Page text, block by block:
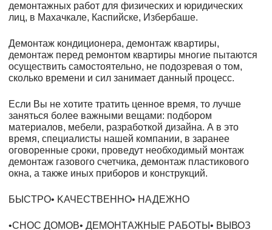
демонтажных работ для физических и юридических
лиц, в Махачкале, Каспийске, Избербаше.
Демонтаж кондиционера, демонтаж квартиры,
демонтаж перед ремонтом квартиры многие пытаются
осуществить самостоятельно, не подозревая о том,
сколько времени и сил занимает данный процесс.
Если Вы не хотите тратить ценное время, то лучше
заняться более важными вещами: подбором
материалов, мебели, разработкой дизайна. А в это
время, специалисты нашей компании, в заранее
оговоренные сроки, проведут необходимый монтаж
демонтаж газового счетчика, демонтаж пластикового
окна, а также иных приборов и конструкций.
БЫСTРO• KАЧECТВЕНHО• HАДЕЖНО
•СHОC ДOMOB• ДEMОНТAЖНЫЕ РAБОТЫ• BЫВОЗ